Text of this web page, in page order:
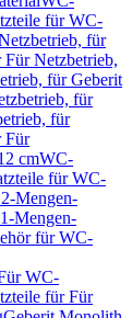
für WC-
für
Für Netzbetrieb,
für Geberit
für
für
Für
cmWC-
für WC-
Mengen-
Mengen-
für WC-
WC-
für Für